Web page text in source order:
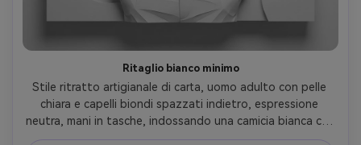
Ritaglio bianco minimo
Stile ritratto artigianale di carta, uomo adulto con pelle
chiara e capelli biondi spazzati indietro, espressione
neutra, mani in tasche, indossando una camicia bianca con
sottili pieghe di carta in rilievo, sfondo monocromatico